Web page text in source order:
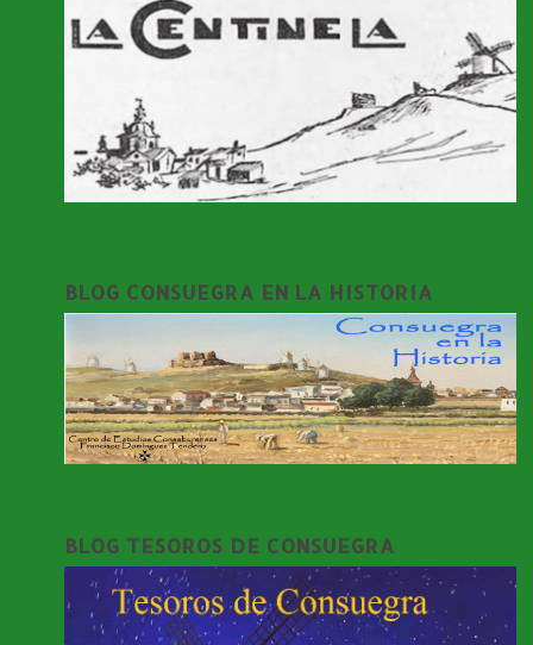
BLOG CONSUEGRA EN LA HISTORIA
BLOG TESOROS DE CONSUEGRA